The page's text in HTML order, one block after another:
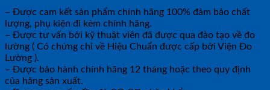
– Được cam kết sản phẩm chính hãng 100% đảm bảo chất
lượng, phụ kiện đi kèm chính hãng.
– Được tư vấn bởi kỹ thuật viên đã được qua đào tạo về đo
lường ( Có chứng chỉ về Hiệu Chuẩn được cấp bởi Viện Đo
Lường ).
– Được bảo hành chính hãng 12 tháng hoặc theo quy định
của hãng sản xuất.